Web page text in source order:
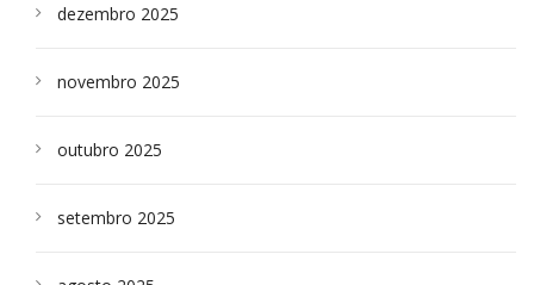
dezembro 2025
novembro 2025
outubro 2025
setembro 2025